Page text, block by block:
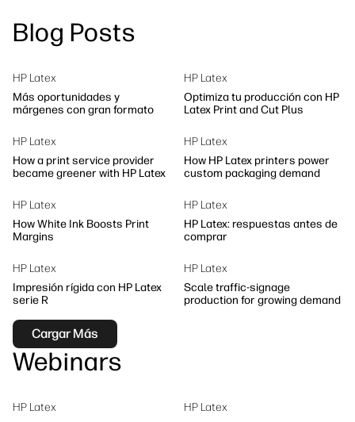
Síguenos
Soluciones de flujo de trabajo
Blog Posts
HP Latex
Más oportunidades y
márgenes con gran formato
HP Latex
Optimiza tu producción con HP
Latex Print and Cut Plus
HP Latex
How a print service provider
became greener with HP Latex
HP Latex
How HP Latex printers power
custom packaging demand
HP Latex
How White Ink Boosts Print
Margins
HP Latex
HP Latex: respuestas antes de
comprar
HP Latex
Impresión rígida con HP Latex
serie R
HP Latex
Scale traffic-signage
production for growing demand
Cargar Más
Webinars
HP Latex
HP Latex